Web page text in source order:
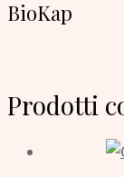
BioKap
Prodotti